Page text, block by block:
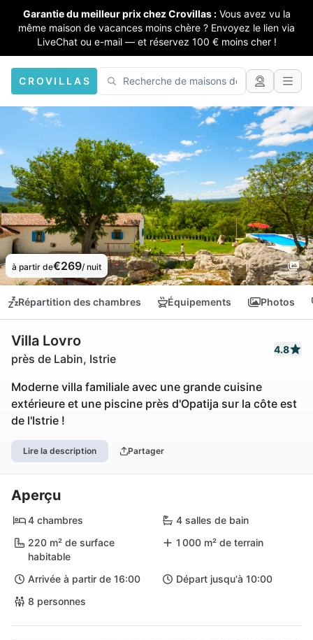
Garantie du meilleur prix chez Crovillas : Vous avez vu la
même maison de vacances moins chère ? Envoyez le lien via
LiveChat ou e-mail — et réservez 100 € moins cher !
CROVILLAS
à partir de€269/ nuit
Répartition des chambres Équipements Photos
Villa Lovro
près de Labin, Istrie
4.8
Moderne villa familiale avec une grande cuisine
extérieure et une piscine près d'Opatija sur la côte est
de l'Istrie !
Lire la description Partager
Aperçu
4 chambres
4 salles de bain
220 m² de surface
habitable
1 000 m² de terrain
Arrivée à partir de 16:00
Départ jusqu'à 10:00
8 personnes